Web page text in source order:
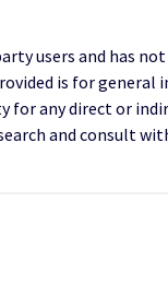
users and has
is for
for any direct or
and consult